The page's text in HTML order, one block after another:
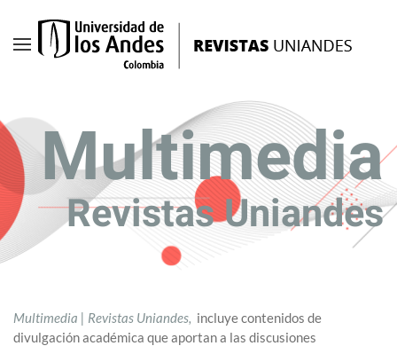
Ir
Multimedia
Revistas Uniandes
Multimedia | Revistas Uniandes, incluye contenidos de
divulgación académica que aportan a las discusiones